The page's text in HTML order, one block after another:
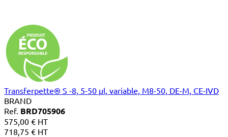
Transferpette® S -8, 5-50 µl, variable, M8-50, DE-M, CE-IVD
BRAND
Ref. BRD705906
575,00 € HT
718,75 € HT